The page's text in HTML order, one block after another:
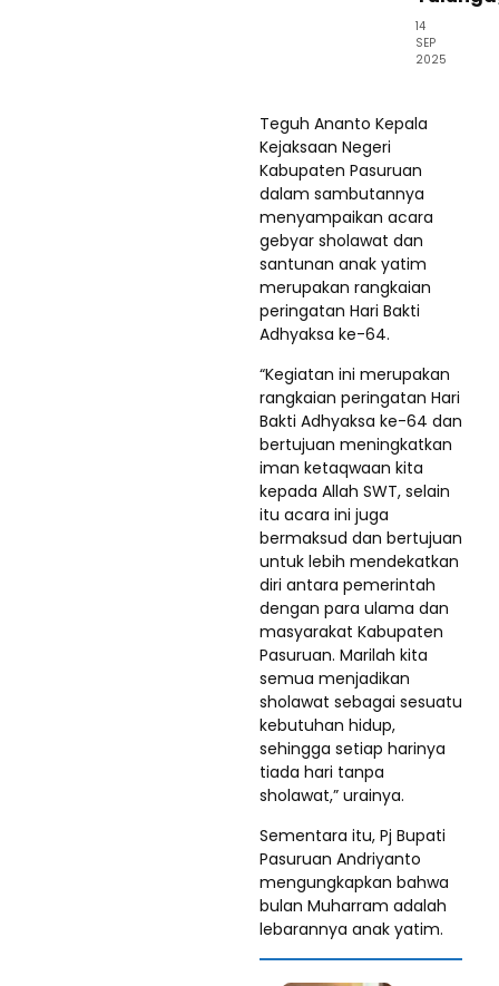
14
SEP
2025
Teguh Ananto Kepala
Kejaksaan Negeri
Kabupaten Pasuruan
dalam sambutannya
menyampaikan acara
gebyar sholawat dan
santunan anak yatim
merupakan rangkaian
peringatan Hari Bakti
Adhyaksa ke-64.
“Kegiatan ini merupakan
rangkaian peringatan Hari
Bakti Adhyaksa ke-64 dan
bertujuan meningkatkan
iman ketaqwaan kita
kepada Allah SWT, selain
itu acara ini juga
bermaksud dan bertujuan
untuk lebih mendekatkan
diri antara pemerintah
dengan para ulama dan
masyarakat Kabupaten
Pasuruan. Marilah kita
semua menjadikan
sholawat sebagai sesuatu
kebutuhan hidup,
sehingga setiap harinya
tiada hari tanpa
sholawat,” urainya.
Sementara itu, Pj Bupati
Pasuruan Andriyanto
mengungkapkan bahwa
bulan Muharram adalah
lebarannya anak yatim.